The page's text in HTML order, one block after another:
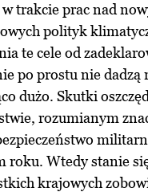
w trakcie prac nad
polityk
te cele od
po prostu nie dadzą
dużo. Skutki
rozumianym
roku. Wtedy stanie
krajowych